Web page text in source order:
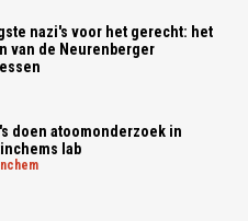
nazi's voor het gerecht: het
van de Neurenberger
doen atoomonderzoek in
lab